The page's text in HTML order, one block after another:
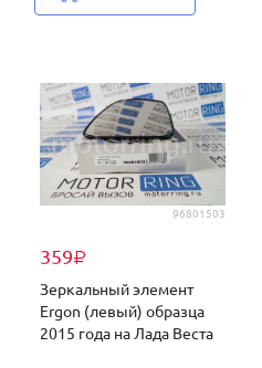
96801503
359₽
Зеркальный элемент
Ergon (левый) образца
2015 года на Лада Веста